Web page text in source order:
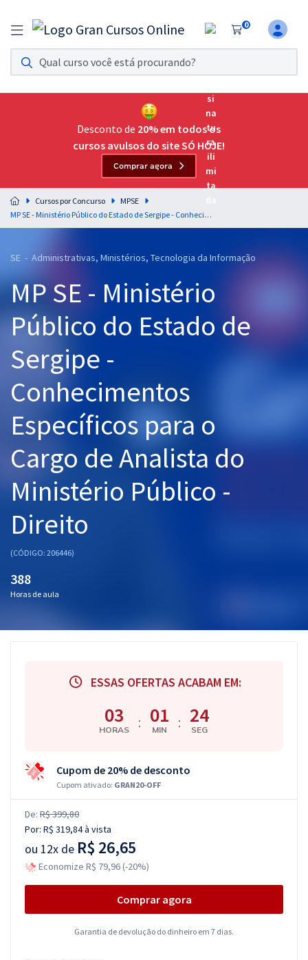
0
Assinatura Ilimitada 11
Acesso a todos os cursos. Teste grátis por 7 dias!
Assinatura OAB Até Passar
Acesso ilimitado a toda preparação para o Exame da
Residências Multiprofissionais
Preparação completa e intensiva para as principais
residências em saúde do Brasil
Cursos 20% OFF
Pós
Graduação
OAB
Questões grátis
Conteúdo gratuito
Aprovados
Desconto de 20% em todos os
cursos avulsos do site SÓ HOJE!
Comprar agora
Cursos por Concurso
MPSE
MP SE - Ministério Público do Estado de Sergipe - Conhecimentos Específicos para o Cargo de Analista do Ministério Público - Direito
SE - Administrativas, Ministérios, Tecnologia da Informação
MP SE - Ministério
Público do Estado de
Sergipe -
Conhecimentos
Específicos para o
Cargo de Analista do
Ministério Público -
Direito
(CÓDIGO: 206446)
388
Horas de aula
ESSAS OFERTAS ACABAM EM:
03
HORAS : 01
MIN : 23
SEG
Cupom de 20% de desconto
Cupom ativado: GRAN20-OFF
De: R$ 399,80
Por: R$ 319,84à vista
ou 12x de R$ 26,65
Economize R$ 79,96 (-20%)
Comprar agora
Garantia de devolução do dinheiro em 7 dias.